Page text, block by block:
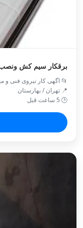
برقکار سیم کش
📂 اگهی کار نیروی فنی و
📍 تهران / بهارستان
🕒 5 ساعت قبل